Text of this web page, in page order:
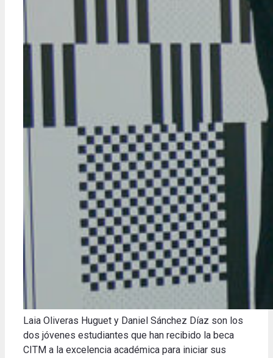
Laia Oliveras Huguet y Daniel Sánchez Díaz son los
dos jóvenes estudiantes que han recibido la beca
CITM a la excelencia académica para iniciar sus